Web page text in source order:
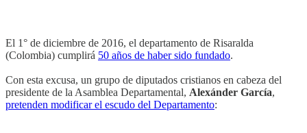
El 1° de diciembre de 2016, el departamento de Risaralda
(Colombia) cumplirá 50 años de haber sido fundado.
Con esta excusa, un grupo de diputados cristianos en cabeza del
presidente de la Asamblea Departamental, Alexánder García,
pretenden modificar el escudo del Departamento: